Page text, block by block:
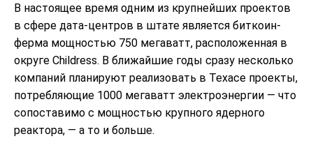
В настоящее время одним из крупнейших проектов
в сфере дата-центров в штате является биткоин-
ферма мощностью 750 мегаватт, расположенная в
округе Childress. В ближайшие годы сразу несколько
компаний планируют реализовать в Техасе проекты,
потребляющие 1000 мегаватт электроэнергии — что
сопоставимо с мощностью крупного ядерного
реактора, — а то и больше.